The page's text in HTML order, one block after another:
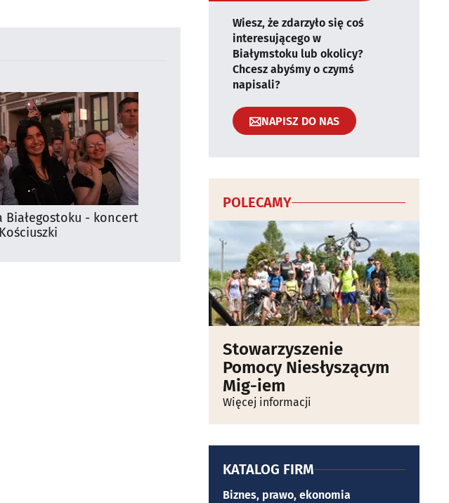
Białegostoku - koncert
Wiesz, że zdarzyło się coś
interesującego w
Białymstoku lub okolicy?
Chcesz abyśmy o czymś
napisali?
NAPISZ DO NAS
POLECAMY
Stowarzyszenie
Pomocy Niesłyszącym
Mig-iem
Więcej informacji
KATALOG FIRM
Biznes, prawo, ekonomia